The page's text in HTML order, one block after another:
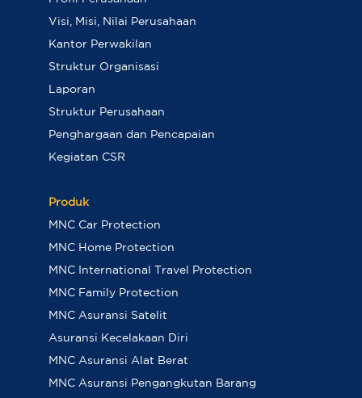
Visi, Misi, Nilai Perusahaan
Kantor Perwakilan
Struktur Organisasi
Laporan
Struktur Perusahaan
Penghargaan dan Pencapaian
Kegiatan CSR
Produk
MNC Car Protection
MNC Home Protection
MNC International Travel Protection
MNC Family Protection
MNC Asuransi Satelit
Asuransi Kecelakaan Diri
MNC Asuransi Alat Berat
MNC Asuransi Pengangkutan Barang